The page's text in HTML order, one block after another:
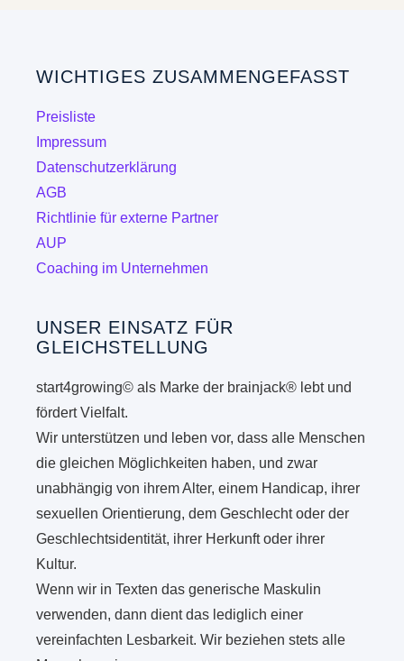
WICHTIGES ZUSAMMENGEFASST
Preisliste
Impressum
Datenschutzerklärung
AGB
Richtlinie für externe Partner
AUP
Coaching im Unternehmen
UNSER EINSATZ FÜR
GLEICHSTELLUNG
start4growing© als Marke der brainjack® lebt und
fördert Vielfalt.
Wir unterstützen und leben vor, dass alle Menschen
die gleichen Möglichkeiten haben, und zwar
unabhängig von ihrem Alter, einem Handicap, ihrer
sexuellen Orientierung, dem Geschlecht oder der
Geschlechtsidentität, ihrer Herkunft oder ihrer
Kultur.
Wenn wir in Texten das generische Maskulin
verwenden, dann dient das lediglich einer
vereinfachten Lesbarkeit. Wir beziehen stets alle